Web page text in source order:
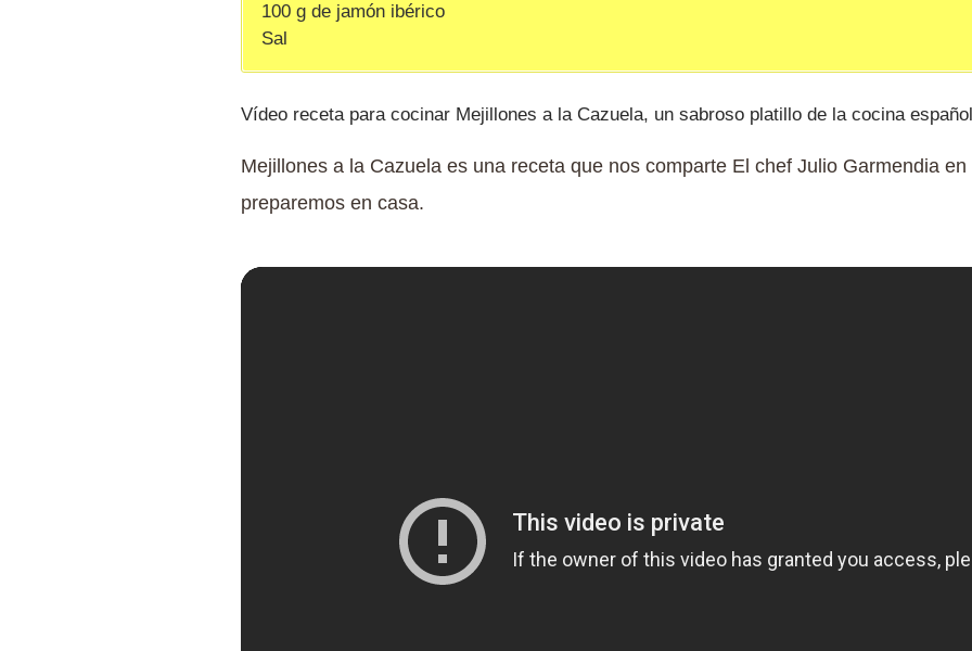
100 g de jamón ibérico
Sal
Vídeo receta para cocinar Mejillones a la Cazuela, un sabroso platillo de la cocina
Mejillones a la Cazuela es una receta que nos comparte El chef Julio Garmendia
preparemos en casa.